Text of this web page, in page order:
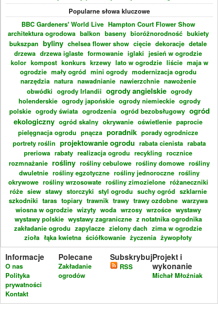
Popularne słowa kluczowe
BBC Gardeners' World Live Hampton Court Flower Show
architektura ogrodowa balkon baseny bioróżnorodność bukiety
bukszpan byliny chelsea flower show cięcie dekoracje detale
drzewa drzewa iglaste formowanie iglaki jesień w ogrodzie
kolor kompost konkurs krzewy lato w ogrodzie liście maja w
ogrodzie mały ogród mini ogrody modernizacja ogrodu
narzędzia natura nawadnianie nawierzchnie nawożenie
obwódki ogrody Irlandii ogrody angielskie ogrody
holenderskie ogrody japońskie ogrody niemieckie ogrody
polskie ogrody świata ogrodzenia ogród bezobsługowy ogród
ekologiczny ogród skalny okrywanie oświetlenie paprocie
pielęgnacja ogrodu pnącza poradnik porady ogrodnicze
portrety roślin projektowanie ogrodu rabata cienista rabata
preriowa rabaty realizacja ogrodu recykling rocznice
rozmnażanie rośliny rośliny cebulowe rośliny domowe rośliny
dwuletnie rośliny egzotyczne rośliny jednoroczne rośliny
okrywowe rośliny wrzosowate rośliny zimozielone różaneczniki
róże siew stawy storczyki styl ogrodu suchy ogród szklarnie
szkodniki taras topiary trawnik trawy trawy ozdobne warzywa
wiosna w ogrodzie wizyty woda wrzosy wrzośce wystawy
wystawy polskie wystawy zagraniczne z notatnika ogrodnika
zakładanie ogrodu zapylacze zielony dach zima w ogrodzie
zioła łąka kwietna ściółkowanie życzenia żywopłoty
Informacje
O nas
Polityka
prywatności
Kontakt
Polecane
Zakładanie
ogrodów
Subskrybuj
RSS
Projekt i
wykonanie
Michał Młoźniak